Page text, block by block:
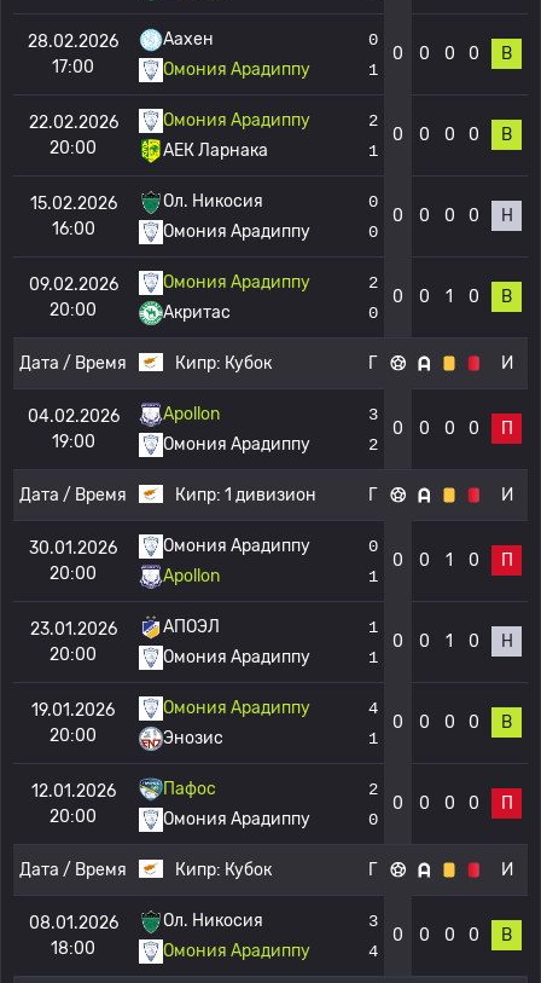
28.02.2026
17:00
Аахен
Омония Арадиппу
0
1
0 0 0 0 В
22.02.2026
20:00
Омония Арадиппу
АЕК Ларнака
2
1
0 0 0 0 В
15.02.2026
16:00
Ол. Никосия
Омония Арадиппу
0
0
0 0 0 0 Н
09.02.2026
20:00
Омония Арадиппу
Акритас
2
0
0 0 1 0 В
Дата / Время Кипр: Кубок Г И
04.02.2026
19:00
Apollon
Омония Арадиппу
3
2
0 0 0 0 П
Дата / Время Кипр: 1 дивизион Г И
30.01.2026
20:00
Омония Арадиппу
Apollon
0
1
0 0 1 0 П
23.01.2026
20:00
АПОЭЛ
Омония Арадиппу
1
1
0 0 1 0 Н
19.01.2026
20:00
Омония Арадиппу
Энозис
4
1
0 0 0 0 В
12.01.2026
20:00
Пафос
Омония Арадиппу
2
0
0 0 0 0 П
Дата / Время Кипр: Кубок Г И
08.01.2026
18:00
Ол. Никосия
Омония Арадиппу
3
4
0 0 0 0 В